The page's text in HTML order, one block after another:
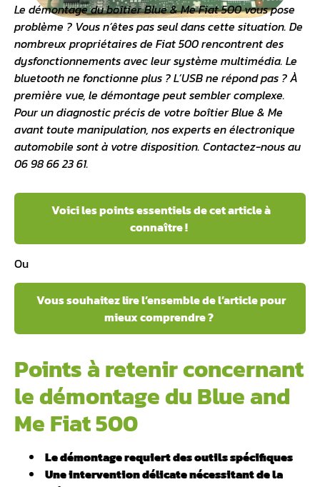
Le démontage duboîtier Blue & Me Fiat 500vous pose
problème ? Vous n’êtes pas seul dans cette situation. De
nombreux propriétaires de Fiat 500 rencontrent des
dysfonctionnements avec leur système multimédia. Le
bluetooth ne fonctionne plus ? L’USB ne répond pas ? À
première vue, le démontage peut sembler complexe.
Pour un diagnostic précis de votre boîtier Blue & Me
avant toute manipulation, nosexperts en électronique
automobile sont à votre disposition. Contactez-nous au
06 98 66 23 61.
Voici les points essentiels de cet article à
connaître !
Ou
Vous souhaitez lire l’ensemble de l’article pour
mieux comprendre ?
Points à retenir concernant
le démontage du Blue and
Me Fiat 500
Le démontage requiert des outils spécifiques
Une intervention délicate nécessitant de la